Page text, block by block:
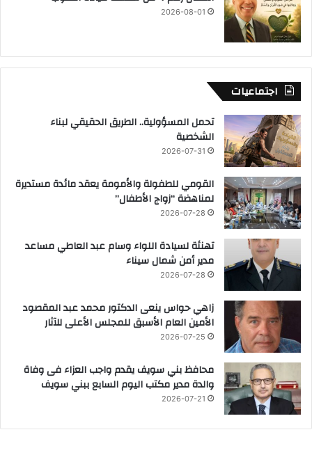
2026-08-01
اجتماعيات
تحمل المسؤولية.. الطريق الحقيقي لبناء
الشخصية
2026-07-31
القومي للطفولة والأمومة يعقد مائدة مستديرة
لمناهضة “زواج الأطفال”
2026-07-28
تهنئة لسيادة اللواء وسام عبد العاطي مساعد
مدير أمن شمال سيناء
2026-07-28
زاهي حواس ينعى الدكتور محمد عبد المقصود
الأمين العام الأسبق للمجلس الأعلى للآثار
2026-07-25
محافظ بني سويف يقدم واجب العزاء فى وفاة
والدة مدير مكتب اليوم السابع ببني سويف
2026-07-21